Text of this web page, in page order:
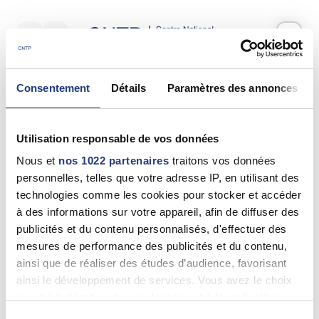
Consentement Détails Paramètres des annonces
Utilisation responsable de vos données
Nous et nos 1022 partenaires traitons vos données
personnelles, telles que votre adresse IP, en utilisant des
technologies comme les cookies pour stocker et accéder
à des informations sur votre appareil, afin de diffuser des
publicités et du contenu personnalisés, d'effectuer des
mesures de performance des publicités et du contenu,
ainsi que de réaliser des études d’audience, favorisant
ainsi le développement de services. Vous avez le choix
Votre test psychotechnique
Samedi 30 Mai 2026à14:00
Nom *
Prénom(s) *
Email *